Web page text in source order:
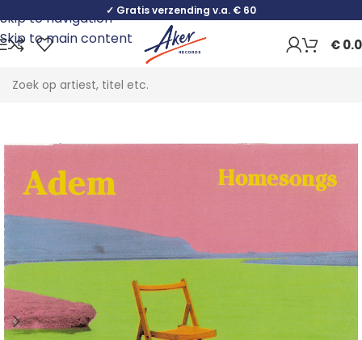
Skip to navigation
Skip to main content
✓ Gratis verzending v.a. € 60
€
Home Rock